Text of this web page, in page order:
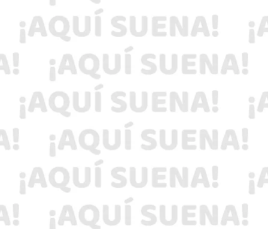
Con la presencia de la titular de Salud en la
entidad, Vanesa Escalante Arroyo, personal de
la Contraloría presentó a la ciudadanía los
mecanismos de participación con los que
cuenta la dependencia